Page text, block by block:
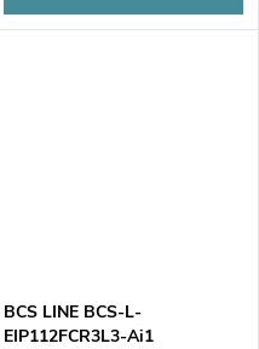
BCS LINE BCS-L-
EIP112FCR3L3-Ai1